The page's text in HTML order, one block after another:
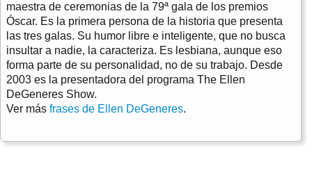
maestra de ceremonias de la 79ª gala de los premios
Óscar. Es la primera persona de la historia que presenta
las tres galas. Su humor libre e inteligente, que no busca
insultar a nadie, la caracteriza. Es lesbiana, aunque eso
forma parte de su personalidad, no de su trabajo. Desde
2003 es la presentadora del programa The Ellen
DeGeneres Show.
Ver más frases de Ellen DeGeneres.